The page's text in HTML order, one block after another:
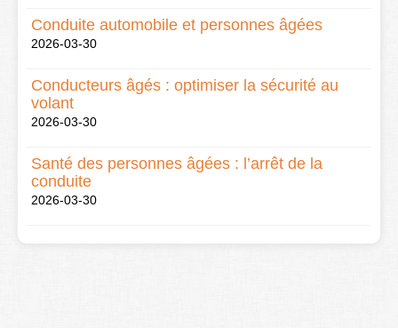
Conduite automobile et personnes âgées
2026-03-30
Conducteurs âgés : optimiser la sécurité au
volant
2026-03-30
Santé des personnes âgées : l’arrêt de la
conduite
2026-03-30